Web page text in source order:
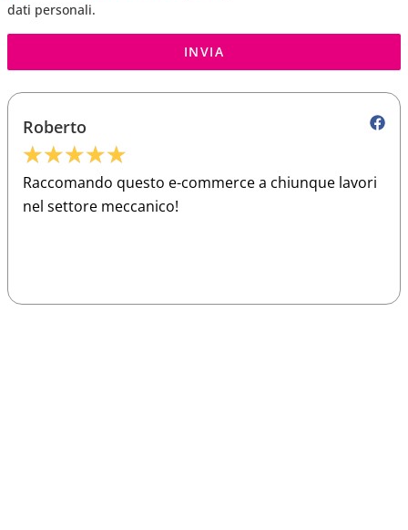
dati personali.
INVIA
Roberto
★★★★★
Raccomando questo e-commerce a chiunque lavori
nel settore meccanico!